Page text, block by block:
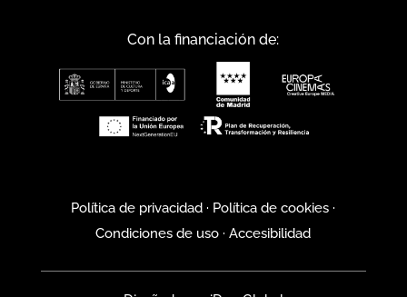
Con la financiación de:
Política de privacidad · Política de cookies ·
Condiciones de uso ·Accesibilidad